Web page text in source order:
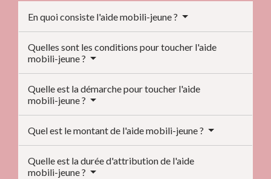
En quoi consiste l'aide mobili-jeune ?
Quelles sont les conditions pour toucher l'aide
mobili-jeune ?
Quelle est la démarche pour toucher l'aide
mobili-jeune ?
Quel est le montant de l'aide mobili-jeune ?
Quelle est la durée d'attribution de l'aide
mobili-jeune ?